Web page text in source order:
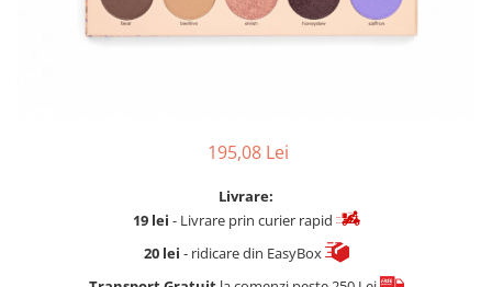
Creion de buze
Gloss de buze
Pensule Profesionale
PALETE PROFESIONALE
195,08 Lei
Livrare:
19 lei - Livrare prin curier rapid
20 lei - ridicare din EasyBox